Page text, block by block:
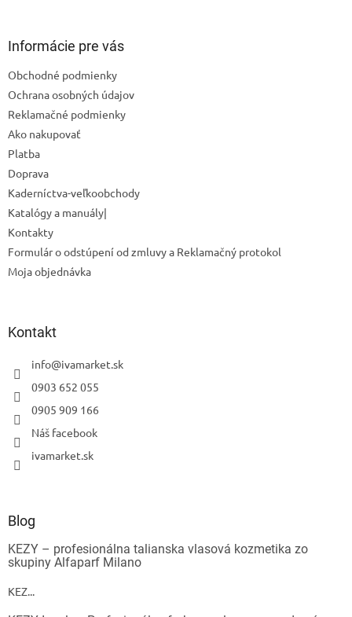
Informácie pre vás
Obchodné podmienky
Ochrana osobných údajov
Reklamačné podmienky
Ako nakupovať
Platba
Doprava
Kaderníctva-veľkoobchody
Katalógy a manuály|
Kontakty
Formulár o odstúpení od zmluvy a Reklamačný protokol
Moja objednávka
Kontakt
info@ivamarket.sk
0903 652 055
0905 909 166
Náš facebook
ivamarket.sk
Blog
KEZY – profesionálna talianska vlasová kozmetika zo
skupiny Alfaparf Milano
KEZ...